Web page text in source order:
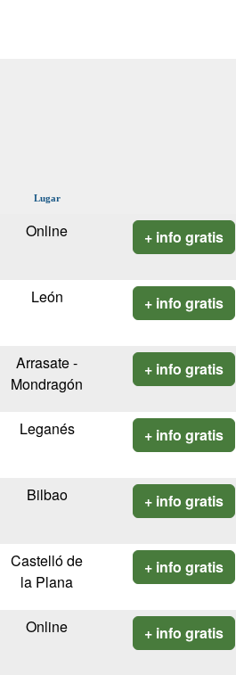
Lugar
Online + info gratis
León + info gratis
Arrasate -
Mondragón
+ info gratis
Leganés + info gratis
Bilbao + info gratis
Castelló de
la Plana
+ info gratis
Online + info gratis